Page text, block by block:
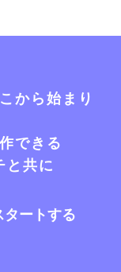
から始まり
できる
と共に
ートする